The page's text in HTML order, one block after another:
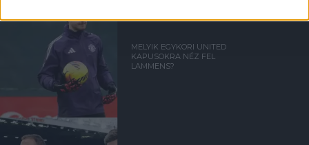
MELYIK EGYKORI UNITED
KAPUSOKRA NÉZ FEL
LAMMENS?